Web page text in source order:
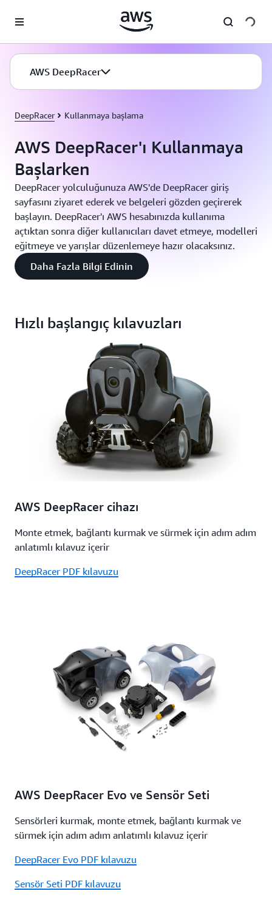
AWS DeepRacer
DeepRacer Kullanmaya başlama
AWS DeepRacer'ı Kullanmaya
Başlarken
DeepRacer yolculuğunuza AWS'de DeepRacer giriş
sayfasını ziyaret ederek ve belgeleri gözden geçirerek
başlayın. DeepRacer'ı AWS hesabınızda kullanıma
açtıktan sonra diğer kullanıcıları davet etmeye, modelleri
eğitmeye ve yarışlar düzenlemeye hazır olacaksınız.
Daha Fazla Bilgi Edinin
Hızlı başlangıç kılavuzları
AWS DeepRacer cihazı
Monte etmek, bağlantı kurmak ve sürmek için adım adım
anlatımlı kılavuz içerir
DeepRacer PDF kılavuzu
AWS DeepRacer Evo ve Sensör Seti
Sensörleri kurmak, monte etmek, bağlantı kurmak ve
sürmek için adım adım anlatımlı kılavuz içerir
DeepRacer Evo PDF kılavuzu
Sensör Seti PDF kılavuzu